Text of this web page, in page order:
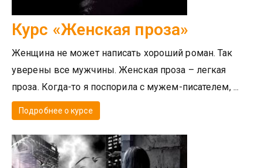
Курс «Женская проза»
Женщина не может написать хороший роман. Так
уверены все мужчины. Женская проза – легкая
проза. Когда-то я поспорила с мужем-писателем, ...
Подробнее о курсе